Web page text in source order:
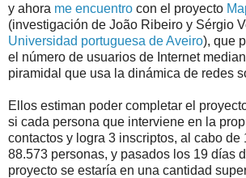
y ahora me encuentro con el proyecto
(investigación de João Ribeiro y Sérgio
Universidad portuguesa de Aveiro), que
el número de usuarios de Internet
piramidal que usa la dinámica de redes
Ellos estiman poder completar el
si cada persona que interviene en la
contactos y logra 3 inscriptos, al cabo de
88.573 personas, y pasados los 19 días
proyecto se estaría en una cantidad